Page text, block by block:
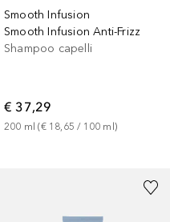
Smooth Infusion
Smooth Infusion Anti-Frizz
Shampoo capelli
€ 37,29
200 ml (€ 18,65 / 100 ml )